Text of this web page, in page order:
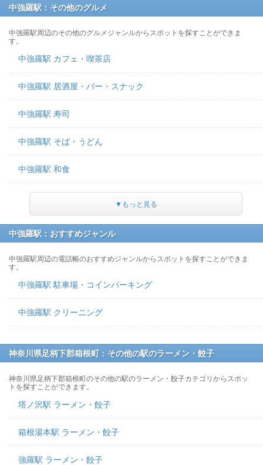
中強羅駅：その他のグルメ
中強羅駅周辺のその他のグルメジャンルからスポットを探すことができま
す。
中強羅駅 カフェ・喫茶店
中強羅駅 居酒屋・バー・スナック
中強羅駅 寿司
中強羅駅 そば・うどん
中強羅駅 和食
▼もっと見る
中強羅駅：おすすめジャンル
中強羅駅周辺の電話帳のおすすめジャンルからスポットを探すことができま
す。
中強羅駅 駐車場・コインパーキング
中強羅駅 クリーニング
神奈川県足柄下郡箱根町：その他の駅のラーメン・餃子
神奈川県足柄下郡箱根町のその他の駅のラーメン・餃子カテゴリからスポッ
トを探すことができます。
塔ノ沢駅 ラーメン・餃子
箱根湯本駅 ラーメン・餃子
強羅駅 ラーメン・餃子